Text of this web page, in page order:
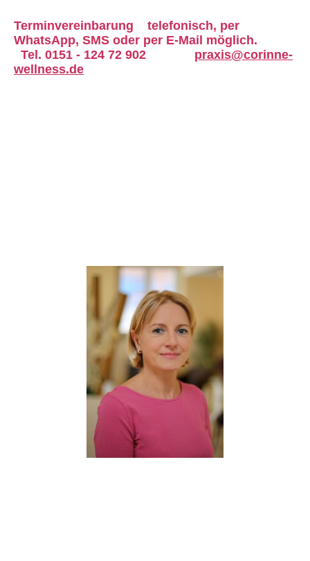
Terminvereinbarung telefonisch, per
WhatsApp, SMS oder per E-Mail möglich.
Tel. 0151 - 124 72 902 praxis@corinne-
wellness.de